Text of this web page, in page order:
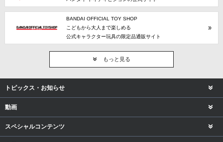
BANDAI OFFICIAL TOY SHOP
こどもから大人まで楽しめる
公式キャラクター玩具の限定品通販サイト
もっと見る
トピックス・お知らせ
動画
スペシャルコンテンツ